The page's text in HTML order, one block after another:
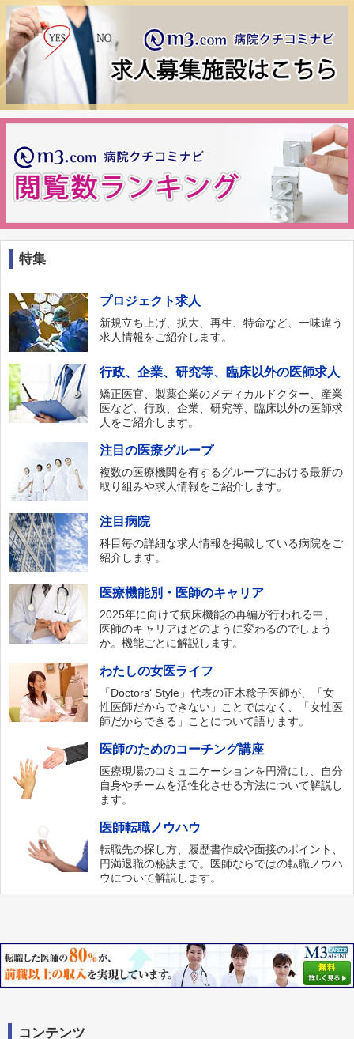
特集
プロジェクト求人
新規立ち上げ、拡大、再生、特命など、一味違う
求人情報をご紹介します。
行政、企業、研究等、臨床以外の医師求人
矯正医官、製薬企業のメディカルドクター、産業
医など、行政、企業、研究等、臨床以外の医師求
人をご紹介します。
注目の医療グループ
複数の医療機関を有するグループにおける最新の
取り組みや求人情報をご紹介します。
注目病院
科目毎の詳細な求人情報を掲載している病院をご
紹介します。
医療機能別・医師のキャリア
2025年に向けて病床機能の再編が行われる中、
医師のキャリアはどのように変わるのでしょう
か。機能ごとに解説します。
わたしの女医ライフ
「Doctors‘ Style」代表の正木稔子医師が、「女
性医師だからできない」ことではなく、「女性医
師だからできる」ことについて語ります。
医師のためのコーチング講座
医療現場のコミュニケーションを円滑にし、自分
自身やチームを活性化させる方法について解説し
ます。
医師転職ノウハウ
転職先の探し方、履歴書作成や面接のポイント、
円満退職の秘訣まで。医師ならではの転職ノウハ
ウについて解説します。
コンテンツ